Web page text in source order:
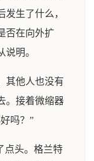
生了什么，
否在向外扩
明。
其他人也没有
。接着微缩器
吗？”
点头。格兰特